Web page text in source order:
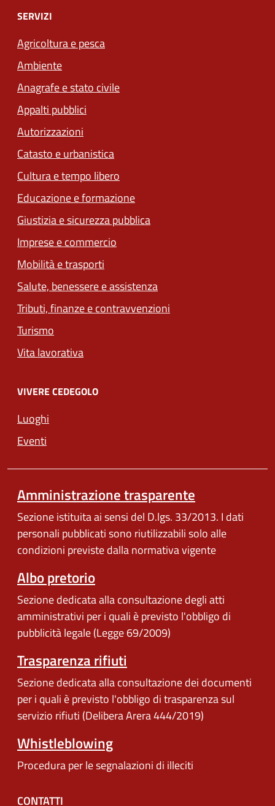
SERVIZI
Agricoltura e pesca
Ambiente
Anagrafe e stato civile
Appalti pubblici
Autorizzazioni
Catasto e urbanistica
Cultura e tempo libero
Educazione e formazione
Giustizia e sicurezza pubblica
Imprese e commercio
Mobilità e trasporti
Salute, benessere e assistenza
Tributi, finanze e contravvenzioni
Turismo
Vita lavorativa
VIVERE CEDEGOLO
Luoghi
Eventi
Amministrazione trasparente
Sezione istituita ai sensi del D.lgs. 33/2013. I dati
personali pubblicati sono riutilizzabili solo alle
condizioni previste dalla normativa vigente
Albo pretorio
Sezione dedicata alla consultazione degli atti
amministrativi per i quali è previsto l'obbligo di
pubblicità legale (Legge 69/2009)
Trasparenza rifiuti
Sezione dedicata alla consultazione dei documenti
per i quali è previsto l'obbligo di trasparenza sul
servizio rifiuti (Delibera Arera 444/2019)
Whistleblowing
Procedura per le segnalazioni di illeciti
CONTATTI